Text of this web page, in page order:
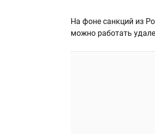
На фоне санкций из
можно работать